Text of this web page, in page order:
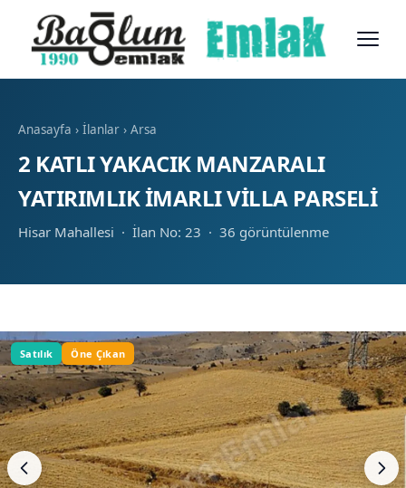
Anasayfa › İlanlar › Arsa
2 KATLI YAKACIK MANZARALI
YATIRIMLIK İMARLI VİLLA PARSELİ
Hisar Mahallesi · İlan No: 23 · 36 görüntülenme
Satılık Öne Çıkan